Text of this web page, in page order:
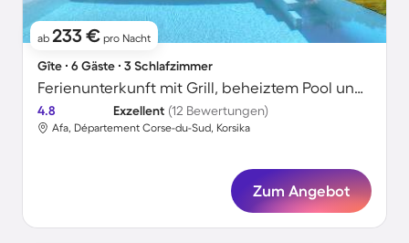
ab 233 € pro Nacht
Gîte ∙ 6 Gäste ∙ 3 Schlafzimmer
Ferienunterkunft mit Grill, beheiztem Pool und Garten | Bergblick
4.8 Exzellent (12 Bewertungen)
Afa, Département Corse-du-Sud, Korsika
Zum Angebot